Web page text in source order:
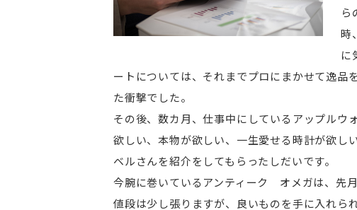
ら
時
に
ートについては、それまでプロにまかせて逸品
た衝撃でした。
その後、数カ月、仕事中にしているアップルウ
欲しい、本物が欲しい、一生愛せる時計が欲し
ベルさんを紹介をしてもらったしだいです。
今腕に巻いているアンティーク オメガは、先
値段は少し張りますが、良いものを手に入れら